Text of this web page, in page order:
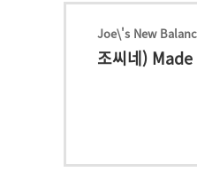
Joe\'s New
조씨네)